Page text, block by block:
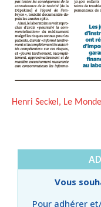
Henri Seckel, Le Monde
Vous
Pour adhérer